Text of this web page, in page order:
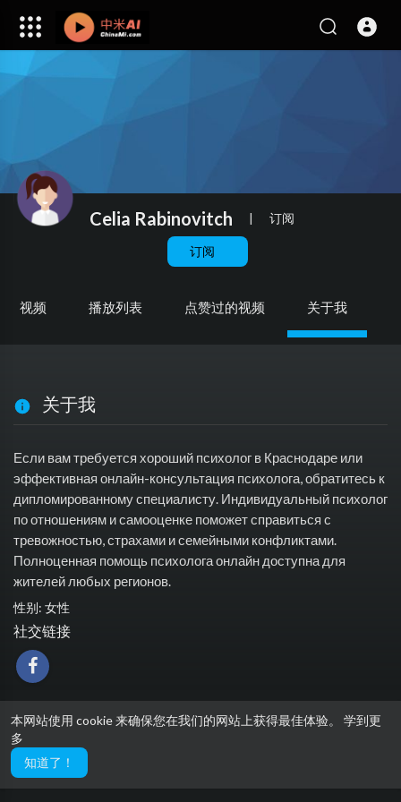
本网站使用 cookie 来确保您在我们的网站上获得最佳体验。 学到更
多
知道了！
Celia Rabinovitch | 订阅
订阅
视频 播放列表 点赞过的视频 关于我
关于我
Если вам требуется хороший психолог в Краснодаре или
эффективная онлайн-консультация психолога, обратитесь к
дипломированному специалисту. Индивидуальный психолог
по отношениям и самооценке поможет справиться с
тревожностью, страхами и семейными конфликтами.
Полноценная помощь психолога онлайн доступна для
жителей любых регионов.
性别: 女性
社交链接